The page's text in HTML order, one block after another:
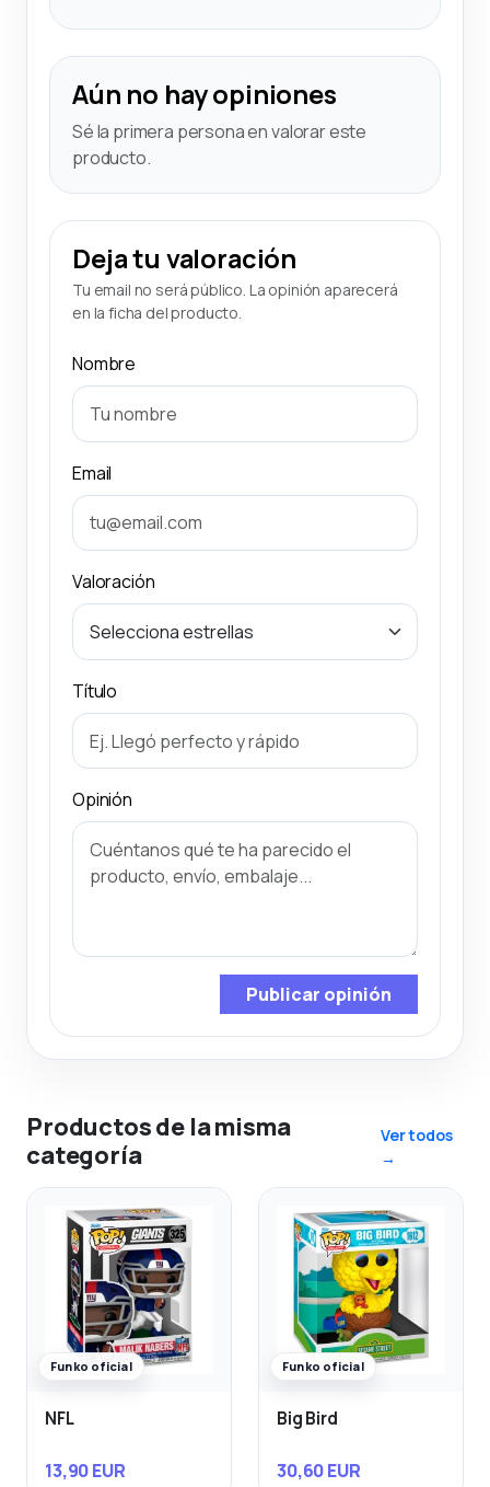
Aún no hay opiniones
Sé la primera persona en valorar este
producto.
Deja tu valoración
Tu email no será público. La opinión aparecerá
en la ficha del producto.
Nombre
Email
Valoración
Título
Opinión
Publicar opinión
Productos de la misma
categoría
Ver todos
→
Funko oficial
NFL
13,90 EUR
Funko oficial
Big Bird
30,60 EUR